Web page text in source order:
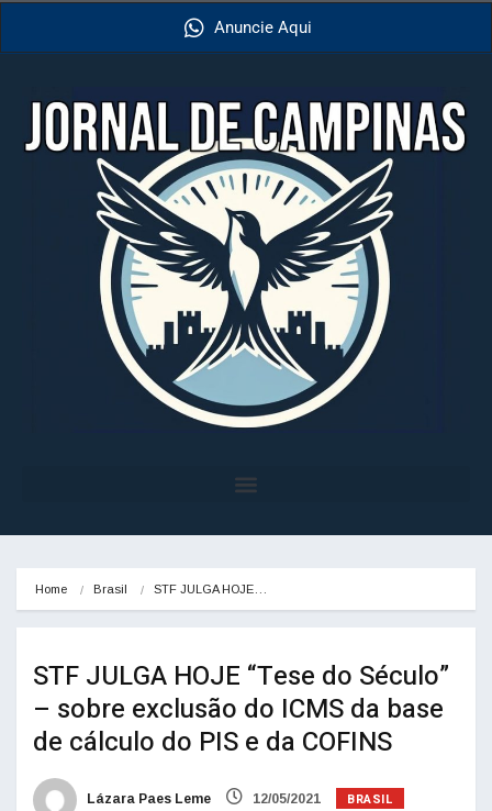
Anuncie Aqui
Home Brasil STF JULGA HOJE…
STF JULGA HOJE “Tese do Século”
– sobre exclusão do ICMS da base
de cálculo do PIS e da COFINS
Lázara Paes Leme 12/05/2021 BRASIL